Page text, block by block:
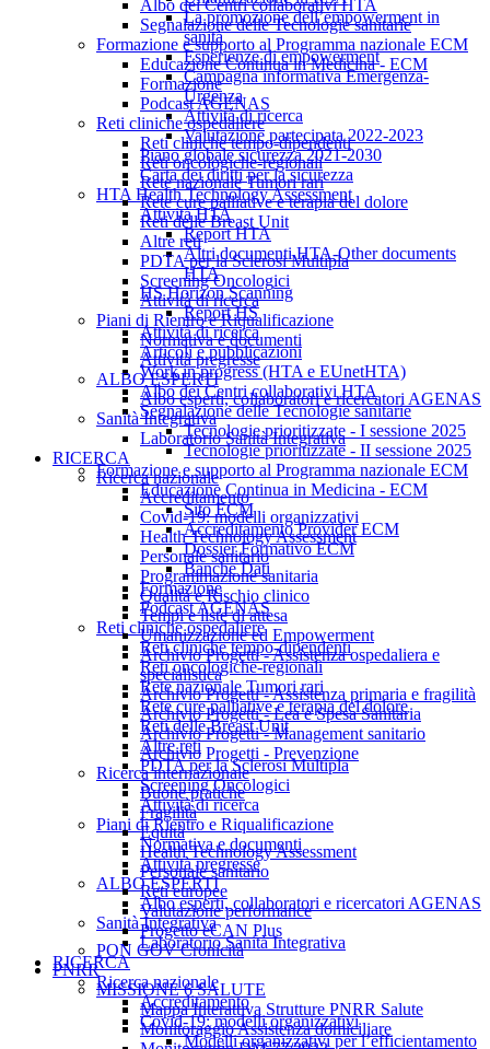
Albo dei Centri collaborativi HTA
Segnalazione delle Tecnologie sanitarie
Formazione e supporto al Programma nazionale ECM
Educazione Continua in Medicina - ECM
Formazione
Podcast AGENAS
Reti cliniche ospedaliere
Reti cliniche tempo-dipendenti
Reti oncologiche-regionali
Rete nazionale Tumori rari
Rete cure palliative e terapia del dolore
Reti delle Breast Unit
Altre reti
PDTA per la Sclerosi Multipla
Screening Oncologici
Attività di ricerca
Piani di Rientro e Riqualificazione
Normativa e documenti
Attività pregresse
ALBO ESPERTI
Albo esperti, collaboratori e ricercatori AGENAS
Sanità Integrativa
Laboratorio Sanità Integrativa
RICERCA
Ricerca nazionale
Accreditamento
Covid-19: modelli organizzativi
Health Technology Assessment
Personale sanitario
Programmazione sanitaria
Qualità e Rischio clinico
Tempi e liste di attesa
Umanizzazione ed Empowerment
Archivio Progetti - Assistenza ospedaliera e
specialistica
Archivio Progetti - Assistenza primaria e fragilità
Archivio Progetti - Lea e Spesa Sanitaria
Archivio Progetti - Management sanitario
Archivio Progetti - Prevenzione
Ricerca internazionale
Buone pratiche
Fragilità
Equità
Health Technology Assessment
Personale sanitario
Reti europee
Valutazione performance
Progetto eCAN Plus
PON GOV Cronicità
PNRR
MISSIONE 6 SALUTE
Mappa Interattiva Strutture PNRR Salute
Monitoraggio Assistenza domiciliare
La promozione dell’empowerment in
sanità
Esperienze di empowerment
Campagna informativa Emergenza-
Urgenza
Attività di ricerca
Valutazione partecipata 2022-2023
Piano globale sicurezza 2021-2030
Carta dei diritti per la sicurezza
HTA Health Technology Assessment
Attività HTA
Report HTA
Altri documenti HTA-Other documents
HTA
HS Horizon Scanning
Report HS
Attività di ricerca
Articoli e pubblicazioni
Work in progress (HTA e EUnetHTA)
Albo dei Centri collaborativi HTA
Segnalazione delle Tecnologie sanitarie
Tecnologie prioritizzate - I sessione 2025
Tecnologie prioritizzate - II sessione 2025
Formazione e supporto al Programma nazionale ECM
Educazione Continua in Medicina - ECM
Sito ECM
Accreditamento Provider ECM
Dossier Formativo ECM
Banche Dati
Formazione
Podcast AGENAS
Reti cliniche ospedaliere
Reti cliniche tempo-dipendenti
Reti oncologiche-regionali
Rete nazionale Tumori rari
Rete cure palliative e terapia del dolore
Reti delle Breast Unit
Altre reti
PDTA per la Sclerosi Multipla
Screening Oncologici
Attività di ricerca
Piani di Rientro e Riqualificazione
Normativa e documenti
Attività pregresse
ALBO ESPERTI
Albo esperti, collaboratori e ricercatori AGENAS
Sanità Integrativa
Laboratorio Sanità Integrativa
RICERCA
Ricerca nazionale
Accreditamento
Covid-19: modelli organizzativi
Modelli organizzativi per l’efficientamento